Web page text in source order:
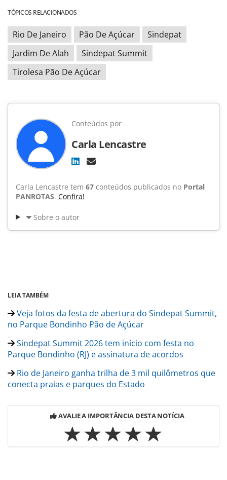
TÓPICOS RELACIONADOS
Rio De Janeiro Pão De Açúcar
Sindepat
Jardim De Alah
Sindepat Summit
Tirolesa Pão De Açúcar
Conteúdos por
Carla Lencastre
Carla Lencastre tem 67 conteúdos publicados no Portal
PANROTAS. Confira!
Sobre o autor
LEIA TAMBÉM
Veja fotos da festa de abertura do Sindepat Summit,
no Parque Bondinho Pão de Açúcar
Sindepat Summit 2026 tem início com festa no
Parque Bondinho (RJ) e assinatura de acordos
Rio de Janeiro ganha trilha de 3 mil quilômetros que
conecta praias e parques do Estado
AVALIE A IMPORTÂNCIA DESTA NOTÍCIA